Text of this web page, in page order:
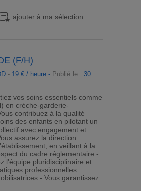
ajouter à ma sélection
(F/H)
- 19 € / heure - Publié le : 30
vos soins essentiels comme
en crèche-garderie-
contribuez à la qualité
des enfants en pilotant un
avec engagement et
assurez la direction
en veillant à la
du cadre réglementaire -
l'équipe pluridisciplinaire et
professionnelles
- Vous garantissez